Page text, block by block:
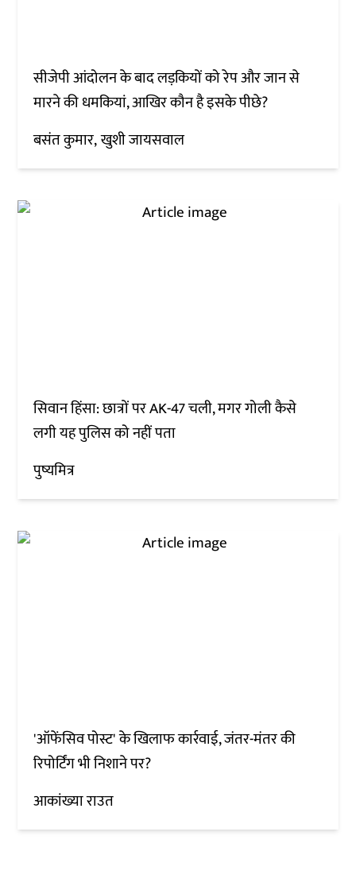
सीजेपी आंदोलन के बाद लड़कियों को रेप और जान से
मारने की धमकियां, आखिर कौन है इसके पीछे?
बसंत कुमार खुशी जायसवाल
सिवान हिंसा: छात्रों पर AK-47 चली, मगर गोली कैसे
लगी यह पुलिस को नहीं पता
पुष्यमित्र
'ऑफेंसिव पोस्ट' के खिलाफ कार्रवाई, जंतर-मंतर की
रिपोर्टिंग भी निशाने पर?
आकांख्या राउत